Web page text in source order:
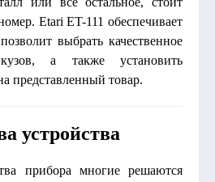
Etari ET-111 обеспечивает
выбрать качественное
а также установить
представленный товар.
устройства
прибора многие решаются